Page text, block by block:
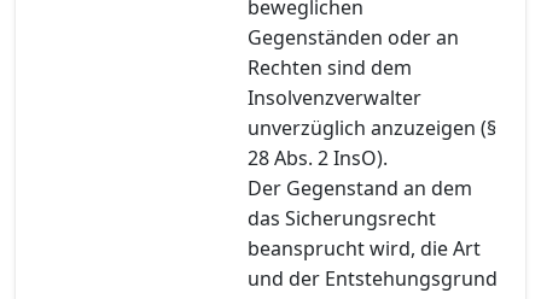
beweglichen
Gegenständen oder an
Rechten sind dem
Insolvenzverwalter
unverzüglich anzuzeigen (§
28 Abs. 2 InsO).
Der Gegenstand an dem
das Sicherungsrecht
beansprucht wird, die Art
und der Entstehungsgrund